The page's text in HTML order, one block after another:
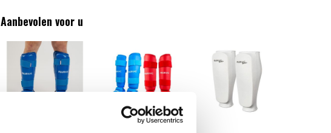
Aanbevolen voor u